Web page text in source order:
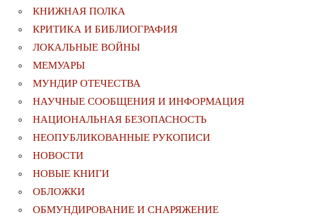
КНИЖНАЯ ПОЛКА
КРИТИКА И БИБЛИОГРАФИЯ
ЛОКАЛЬНЫЕ ВОЙНЫ
МЕМУАРЫ
МУНДИР ОТЕЧЕСТВА
НАУЧНЫЕ СООБЩЕНИЯ И ИНФОРМАЦИЯ
НАЦИОНАЛЬНАЯ БЕЗОПАСНОСТЬ
НЕОПУБЛИКОВАННЫЕ РУКОПИСИ
НОВОСТИ
НОВЫЕ КНИГИ
ОБЛОЖКИ
ОБМУНДИРОВАНИЕ И СНАРЯЖЕНИЕ